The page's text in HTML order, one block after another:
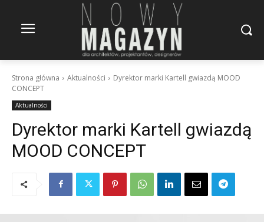
Strona główna Aktualności
Dyrektor marki Kartell gwiazdą MOOD
CONCEPT
Aktualności
Dyrektor marki Kartell gwiazdą
MOOD CONCEPT